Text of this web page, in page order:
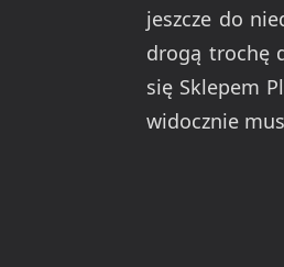
jeszcze do
drogą trochę
się Sklepem
widocznie